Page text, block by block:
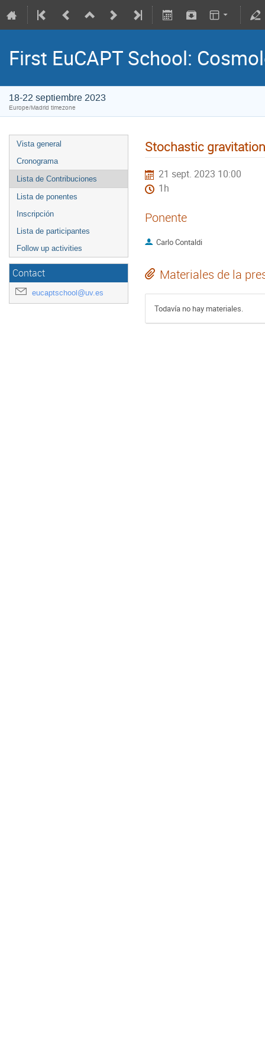
First EuCAPT School:
18-22 septiembre 2023
Europe/Madrid timezone
Vista general
Cronograma
Lista de Contribuciones
Lista de ponentes
Inscripción
Lista de participantes
Follow up activities
Contact
eucaptschool@uv.es
Stochastic
21 sept. 2023 10:00
1h
Ponente
Carlo Contaldi
Materiales de la
Todavía no hay materiales.